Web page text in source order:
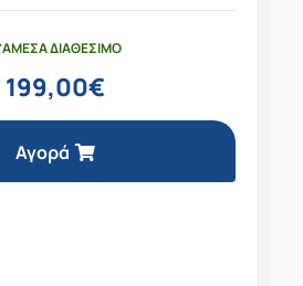
ΆΜΕΣΑ ΔΙΑΘΈΣΙΜΟ
199,00€
Αγορά